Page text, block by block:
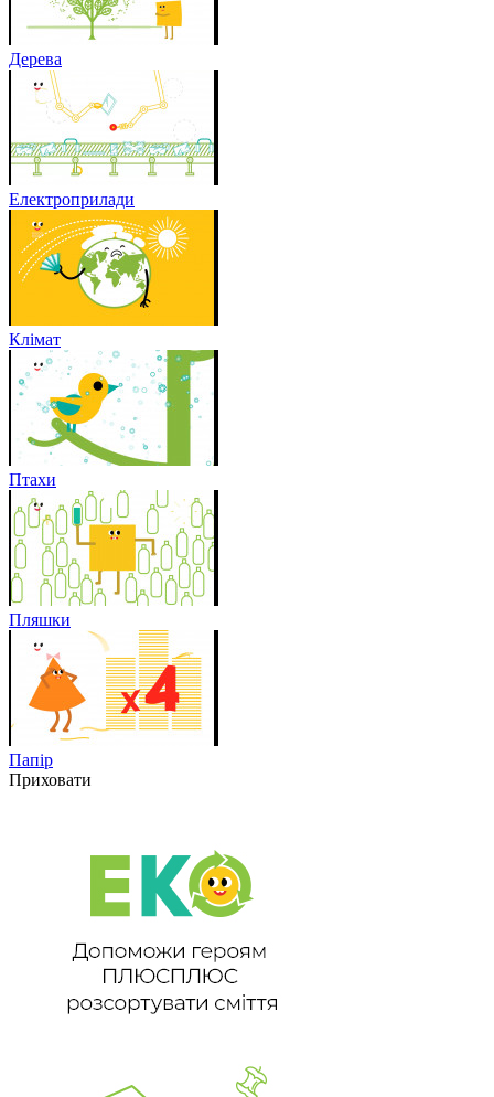
Дерева
Електроприлади
Клімат
Птахи
Пляшки
Папір
Приховати